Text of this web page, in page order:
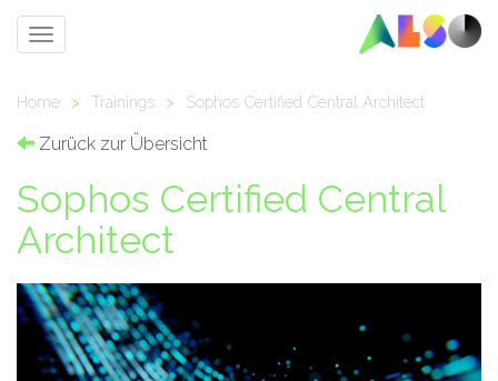
Toggle
Home > Trainings > Sophos Certified Central Architect
Zurück zur Übersicht
Sophos Certified Central
Architect